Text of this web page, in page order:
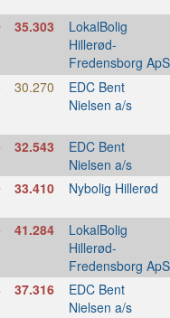
35.303 LokalBolig
Hillerød-
Fredensborg ApS
30.270 EDC Bent
Nielsen a/s
32.543 EDC Bent
Nielsen a/s
33.410 Nybolig Hillerød
41.284 LokalBolig
Hillerød-
Fredensborg ApS
37.316 EDC Bent
Nielsen a/s